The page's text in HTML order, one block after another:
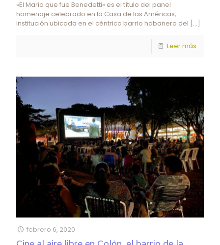
«El Mario que fue Benedetti» es el título del panel
homenaje celebrado en la Casa de las Américas,
institución ubicada en el céntrico barrio habanero del […]
Leer más
febrero 6, 2020